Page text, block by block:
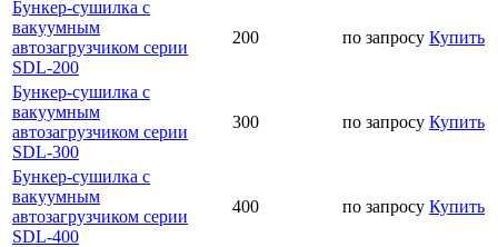
Бункер-сушилка с
вакуумным
автозагрузчиком серии
SDL-200
200 по запросу Купить
Бункер-сушилка с
вакуумным
автозагрузчиком серии
SDL-300
300 по запросу Купить
Бункер-сушилка с
вакуумным
автозагрузчиком серии
SDL-400
400 по запросу Купить